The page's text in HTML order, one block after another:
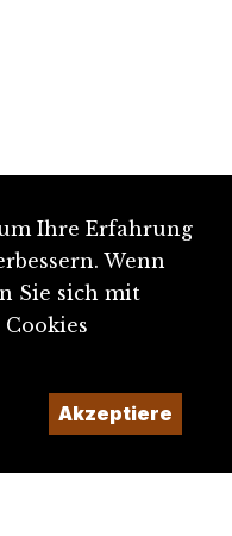
Ihre Erfahrung
Wenn
Sie sich mit
Akzeptiere